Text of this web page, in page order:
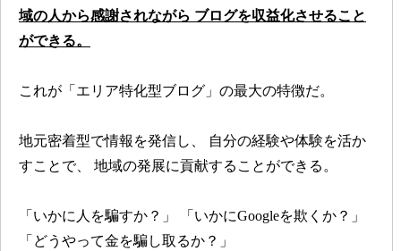
域の人から感謝されながら ブログを収益化させること
ができる。
これが「エリア特化型ブログ」の最大の特徴だ。
地元密着型で情報を発信し、
自分の経験や体験を活か
すことで、
地域の発展に貢献することができる。
「いかに人を騙すか？」
「いかにGoogleを欺くか？」
「どうやって金を騙し取るか？」